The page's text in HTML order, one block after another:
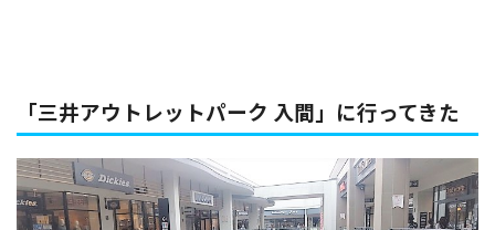
「三井アウトレットパーク 入間」に行ってきた